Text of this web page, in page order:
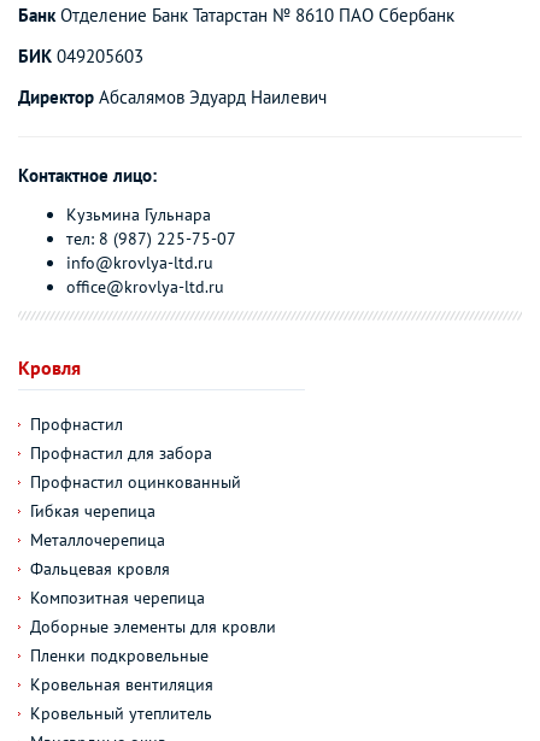
БанкОтделение Банк Татарстан № 8610 ПАО Сбербанк
БИК 049205603
Директор Абсалямов Эдуард Наилевич
Контактное лицо:
Кузьмина Гульнара
тел: 8 (987) 225-75-07
info@krovlya-ltd.ru
office@krovlya-ltd.ru
Кровля
Профнастил
Профнастил для забора
Профнастил оцинкованный
Гибкая черепица
Металлочерепица
Фальцевая кровля
Композитная черепица
Доборные элементы для кровли
Пленки подкровельные
Кровельная вентиляция
Кровельный утеплитель